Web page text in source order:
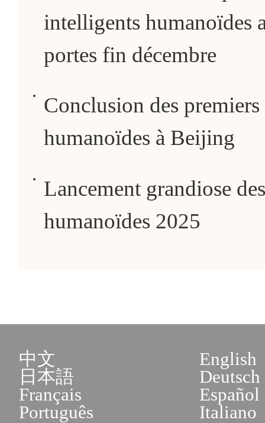
intelligents humanoïdes
portes fin décembre
Conclusion des
humanoïdes à Beijing
Lancement grandiose
humanoïdes 2025
中文
English
日本語
Deutsch
Français
Español
Português
Italiano